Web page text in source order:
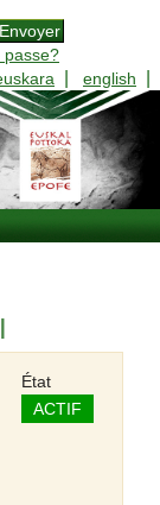
passe?
english
État
ACTIF